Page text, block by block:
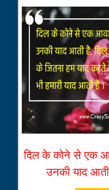
दिल के कोने से एक
उनकी याद